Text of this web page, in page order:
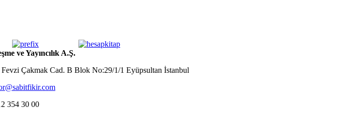
ve Yayıncılık A.Ş.
Çakmak Cad. B Blok No:29/1/1 Eyüpsultan İstanbul
354 30 00